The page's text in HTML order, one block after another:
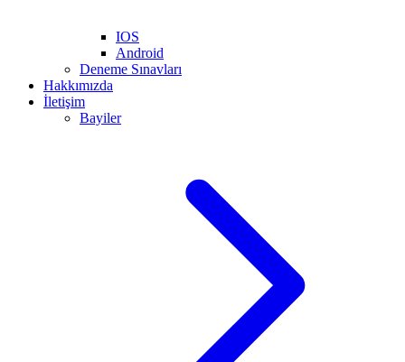
IOS
Android
Deneme Sınavları
Hakkımızda
İletişim
Bayiler